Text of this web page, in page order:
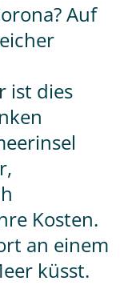
Auf
ist dies
Kosten.
an einem
küsst.